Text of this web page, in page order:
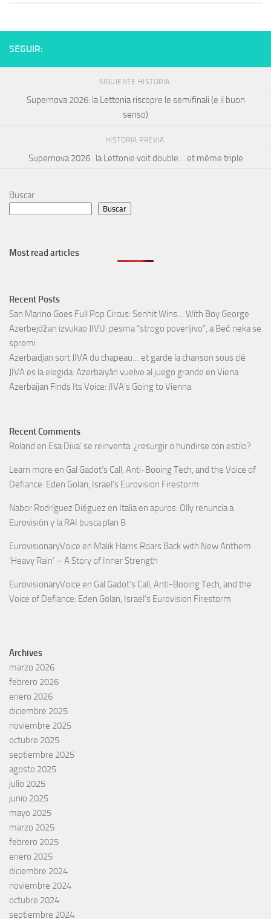
SEGUIR:
SIGUIENTE HISTORIA
Supernova 2026: la Lettonia riscopre le semifinali (e il buon
senso)
HISTORIA PREVIA
Supernova 2026 : la Lettonie voit double… et même triple
Buscar
Buscar
Most read articles
Recent Posts
San Marino Goes Full Pop Circus: Senhit Wins… With Boy George
Azerbejdžan izvukao JIVU: pesma “strogo poverljivo”, a Beč neka se
spremi
Azerbaïdjan sort JIVA du chapeau… et garde la chanson sous clé
JIVA es la elegida: Azerbaiyán vuelve al juego grande en Viena
Azerbaijan Finds Its Voice: JIVA’s Going to Vienna
Recent Comments
Roland en Esa Diva’ se reinventa: ¿resurgir o hundirse con estilo?
Learn more en Gal Gadot’s Call, Anti-Booing Tech, and the Voice of
Defiance: Eden Golan, Israel’s Eurovision Firestorm
Nabor Rodríguez Diéguez en Italia en apuros: Olly renuncia a
Eurovisión y la RAI busca plan B
EurovisionaryVoice en Malik Harris Roars Back with New Anthem
‘Heavy Rain’ – A Story of Inner Strength
EurovisionaryVoice en Gal Gadot’s Call, Anti-Booing Tech, and the
Voice of Defiance: Eden Golan, Israel’s Eurovision Firestorm
Archives
marzo 2026
febrero 2026
enero 2026
diciembre 2025
noviembre 2025
octubre 2025
septiembre 2025
agosto 2025
julio 2025
junio 2025
mayo 2025
marzo 2025
febrero 2025
enero 2025
diciembre 2024
noviembre 2024
octubre 2024
septiembre 2024